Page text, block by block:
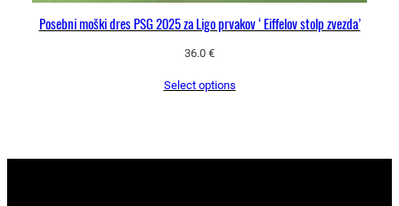
Posebni moški dres PSG 2025 za Ligo prvakov ‘Eiffelov stolp zvezda’
36.0 €
Select options